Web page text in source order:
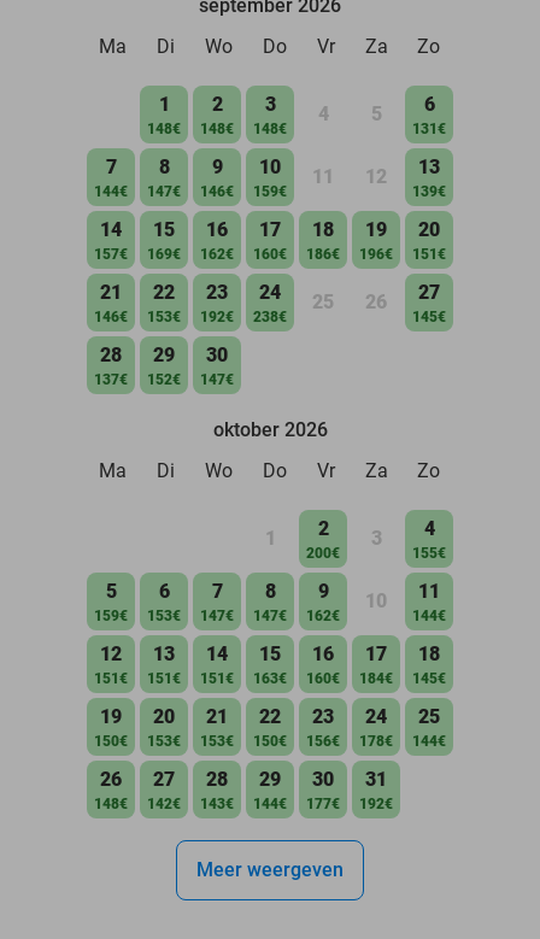
september 2026
Ma
Di Wo Do Vr Za Zo
1
148€
2
148€
3
148€
4 5 6
131€
7
144€
8
147€
9
146€
10
159€
11 12 13
139€
14
157€
15
169€
16
162€
17
160€
18
186€
19
196€
20
151€
21
146€
22
153€
23
192€
24
238€
25 26 27
145€
28
137€
29
152€
30
147€
oktober 2026
Ma
Di Wo Do Vr Za Zo
1 2
200€
3 4
155€
5
159€
6
153€
7
147€
8
147€
9
162€
10 11
144€
12
151€
13
151€
14
151€
15
163€
16
160€
17
184€
18
145€
19
150€
20
153€
21
153€
22
150€
23
156€
24
178€
25
144€
26
148€
27
142€
28
143€
29
144€
30
177€
31
192€
Meer weergeven